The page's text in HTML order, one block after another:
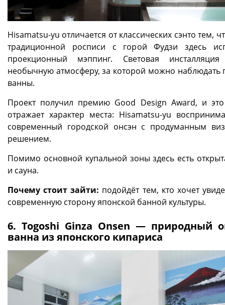
Hisamatsu-yu отличается от классических сэнто тем,
традиционной росписи с горой Фудзи здесь
проекционный мэппинг. Световая инсталляция
необычную атмосферу, за которой можно наблюдать
ванны.
Проект получил премию Good Design Award, и
отражает характер места: Hisamatsu-yu
современный городской онсэн с продуманным
решением.
Помимо основной купальной зоны здесь есть
и сауна.
Почему стоит зайти: подойдёт тем, кто хочет
современную сторону японской банной культуры.
6. Togoshi Ginza Onsen — природный
ванна из японского кипариса